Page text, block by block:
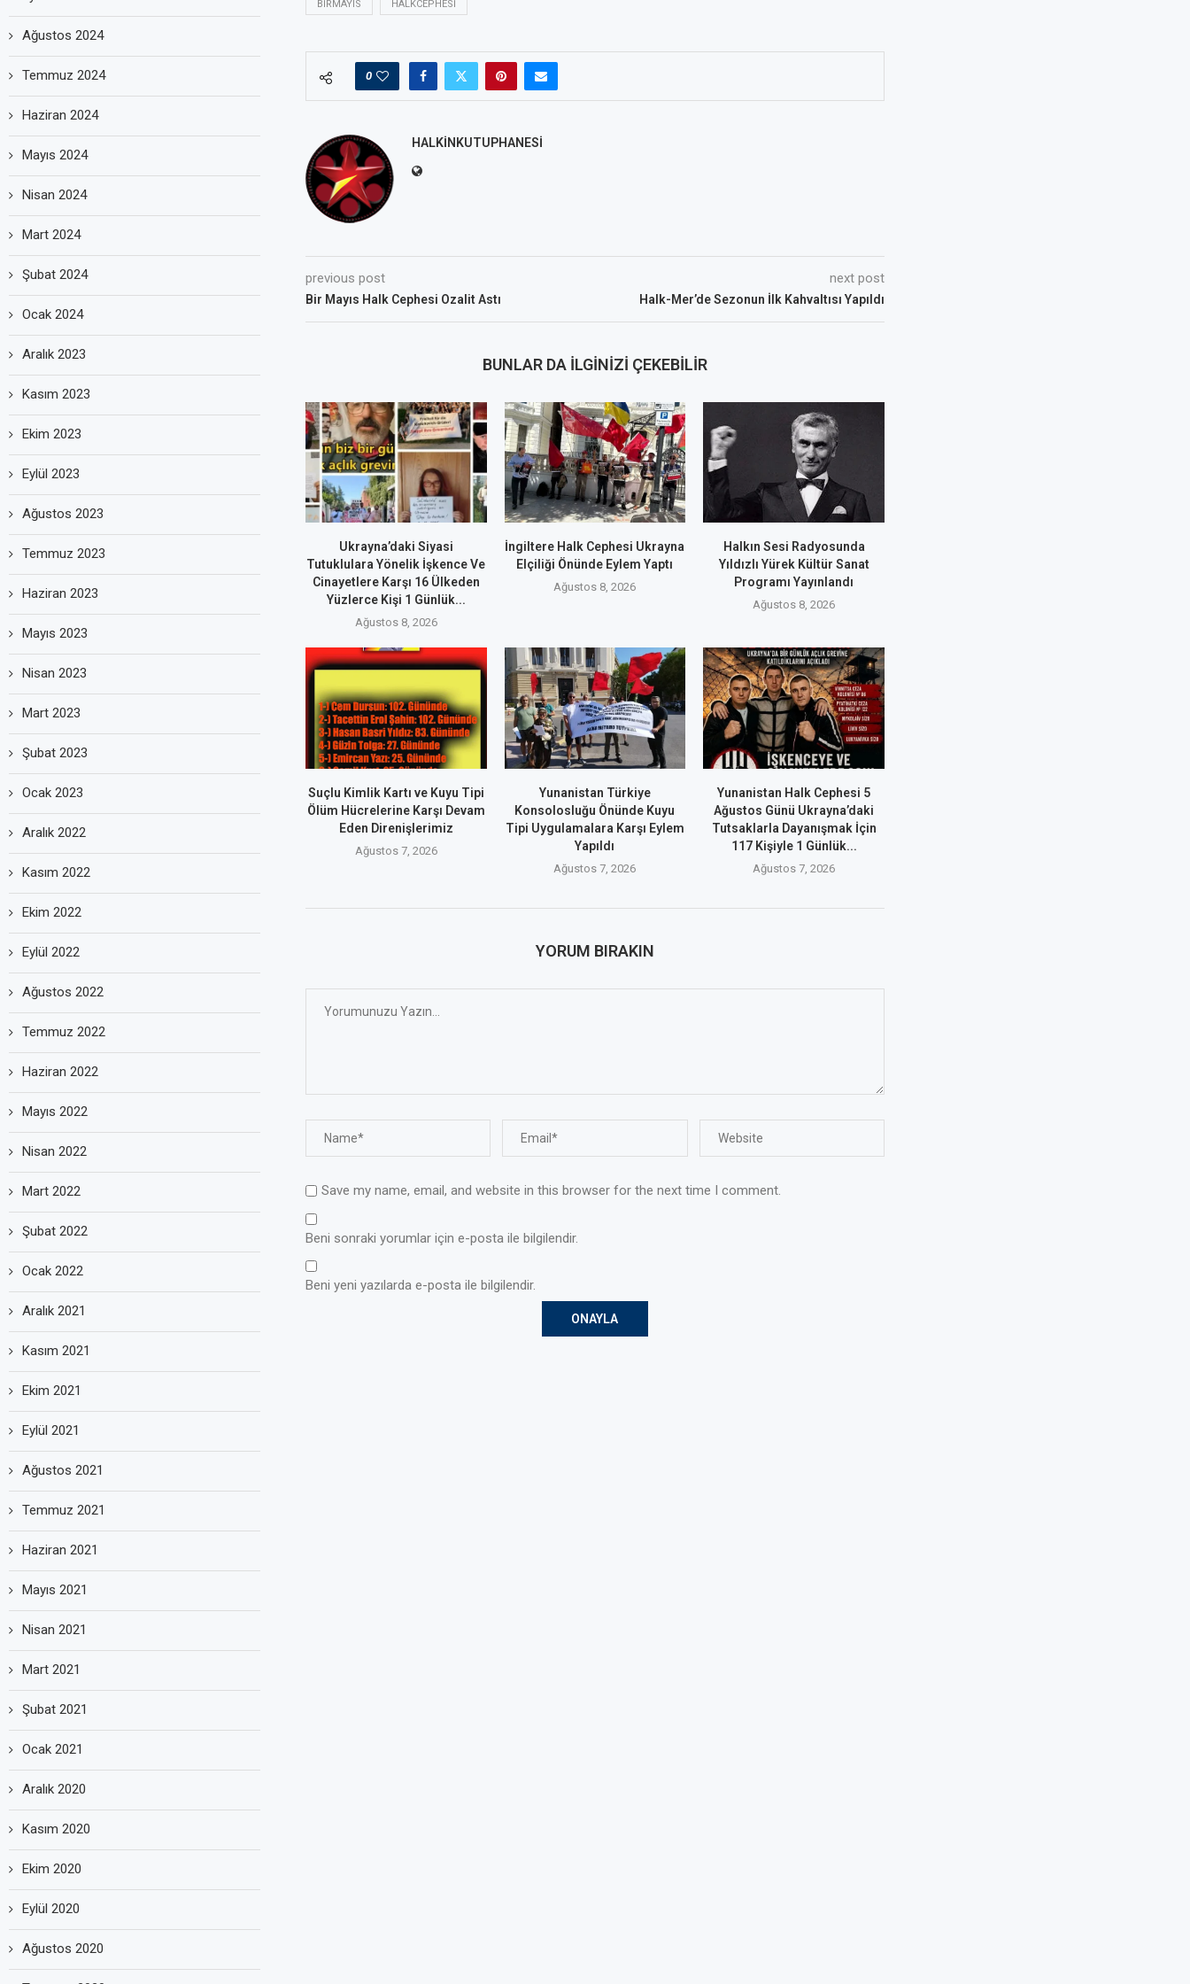
BIRMAYIS HALKCEPHESI
0
HALKINKUTUPHANESI
previous post
Bir Mayıs Halk Cephesi Ozalit Astı
next post
Halk-Mer’de Sezonun İlk Kahvaltısı Yapıldı
BUNLAR DA İLGINIZI ÇEKEBILIR
Ukrayna’daki Siyasi
Tutuklulara Yönelik İşkence Ve
Cinayetlere Karşı 16 Ülkeden
Yüzlerce Kişi 1 Günlük...
Ağustos 8, 2026
İngiltere Halk Cephesi Ukrayna
Elçiliği Önünde Eylem Yaptı
Ağustos 8, 2026
Halkın Sesi Radyosunda
Yıldızlı Yürek Kültür Sanat
Programı Yayınlandı
Ağustos 8, 2026
Suçlu Kimlik Kartı ve Kuyu Tipi
Ölüm Hücrelerine Karşı Devam
Eden Direnişlerimiz
Ağustos 7, 2026
Yunanistan Türkiye
Konsolosluğu Önünde Kuyu
Tipi Uygulamalara Karşı Eylem
Yapıldı
Ağustos 7, 2026
Yunanistan Halk Cephesi 5
Ağustos Günü Ukrayna’daki
Tutsaklarla Dayanışmak İçin
117 Kişiyle 1 Günlük...
Ağustos 7, 2026
YORUM BIRAKIN
Save my name, email, and website in this browser for the next time I comment.
Beni sonraki yorumlar için e-posta ile bilgilendir.
Beni yeni yazılarda e-posta ile bilgilendir.
Ağustos 2024
Temmuz 2024
Haziran 2024
Mayıs 2024
Nisan 2024
Mart 2024
Şubat 2024
Ocak 2024
Aralık 2023
Kasım 2023
Ekim 2023
Eylül 2023
Ağustos 2023
Temmuz 2023
Haziran 2023
Mayıs 2023
Nisan 2023
Mart 2023
Şubat 2023
Ocak 2023
Aralık 2022
Kasım 2022
Ekim 2022
Eylül 2022
Ağustos 2022
Temmuz 2022
Haziran 2022
Mayıs 2022
Nisan 2022
Mart 2022
Şubat 2022
Ocak 2022
Aralık 2021
Kasım 2021
Ekim 2021
Eylül 2021
Ağustos 2021
Temmuz 2021
Haziran 2021
Mayıs 2021
Nisan 2021
Mart 2021
Şubat 2021
Ocak 2021
Aralık 2020
Kasım 2020
Ekim 2020
Eylül 2020
Ağustos 2020